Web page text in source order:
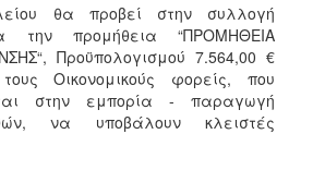
θα προβεί στην συλλογή
την προμήθεια “ΠΡΟΜΗΘΕΙΑ
Προϋπολογισμού 7.564,00 €
Οικονομικούς φορείς, που
στην εμπορία - παραγωγή
να υποβάλουν κλειστές